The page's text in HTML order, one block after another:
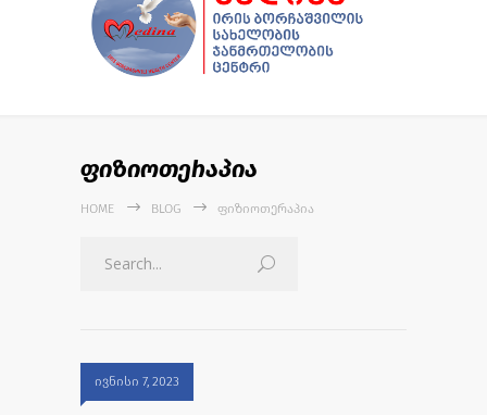
ფიზიოთერაპია
HOME BLOG ᲤᲘᲖᲘᲝᲗᲔᲠᲐᲞᲘᲐ
ივნისი 7, 2023